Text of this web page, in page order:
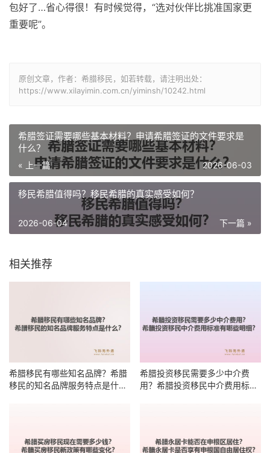
包好了…省心得很！有时候觉得，“选对伙伴比挑准国家更
重要呢”。
原创文章，作者：希腊移民，如若转载，请注明出处：
https://www.xilayimin.com.cn/yiminsh/10242.html
希腊签证需要哪些基本材料？申请希腊签证的文件要求是
什么？
« 上一篇 2026-06-03
移民希腊值得吗？移民希腊的真实感受如何？
下一篇 »
2026-06-04
相关推荐
希腊移民有哪些知名品牌？希腊
移民的知名品牌服务特点是什
希腊投资移民需要多少中介费
用？希腊投资移民中介费用标准